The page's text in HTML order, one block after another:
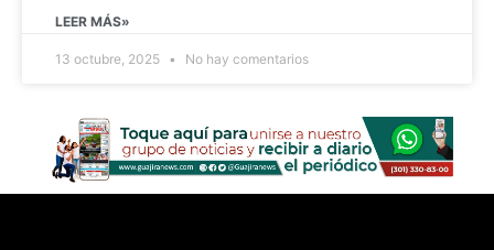
LEER MÁS»
13 octubre, 2025 No hay comentarios